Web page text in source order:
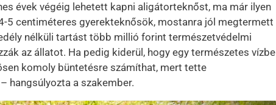
évek végéig lehetett kapni aligátorteknőst, ma már ilyen
5 centiméteres gyerekteknősök, mostanra jól megtermett
nélküli tartást több millió forint természetvédelmi
az állatot. Ha pedig kiderül, hogy egy természetes vízbe
komoly büntetésre számíthat, mert tette
hangsúlyozta a szakember.